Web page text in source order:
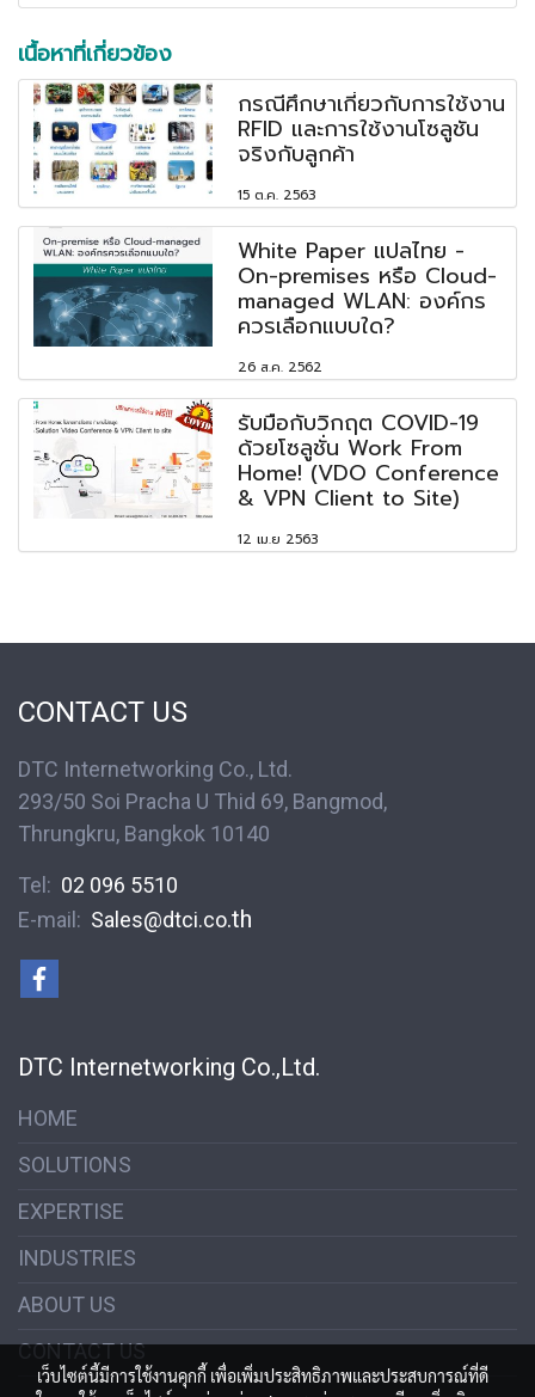
เนื้อหาที่เกี่ยวข้อง
กรณีศึกษาเกี่ยวกับการใช้งาน
RFID และการใช้งานโซลูชัน
จริงกับลูกค้า
15 ต.ค. 2563
White Paper แปลไทย -
On-premises หรือ Cloud-
managed WLAN: องค์กร
ควรเลือกแบบใด?
26 ส.ค. 2562
รับมือกับวิกฤต COVID-19
ด้วยโซลูชั่น Work From
Home! (VDO Conference
& VPN Client to Site)
12 เม.ย 2563
CONTACT US
DTC Internetworking Co., Ltd.
293/50 Soi Pracha U Thid 69, Bangmod,
Thrungkru, Bangkok 10140
Tel: 02 096 5510
E-mail: Sales@dtci.co.th
DTC Internetworking Co.,Ltd.
HOME
SOLUTIONS
EXPERTISE
INDUSTRIES
ABOUT US
CONTACT US
เว็บไซต์นี้มีการใช้งานคุกกี้ เพื่อเพิ่มประสิทธิภาพและประสบการณ์ที่ดี